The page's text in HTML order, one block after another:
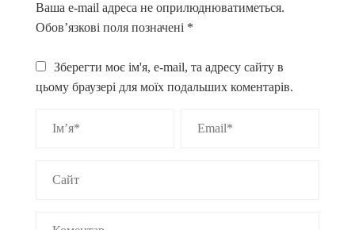
Ваша e-mail адреса не оприлюднюватиметься.
Обов’язкові поля позначені *
Зберегти моє ім'я, e-mail, та адресу сайту в
цьому браузері для моїх подальших коментарів.